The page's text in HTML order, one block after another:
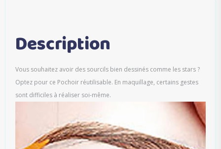
Description
Vous souhaitez avoir des sourcils bien dessinés comme les stars ?
Optez pour ce Pochoir réutilisable. En maquillage, certains gestes
sont difficiles à réaliser soi-même.